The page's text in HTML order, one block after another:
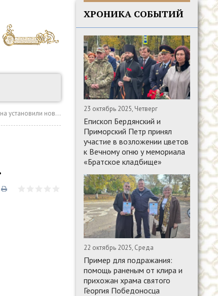
новые колокола.
ХРОНИКА СОБЫТИЙ
23 октябрь 2025, Четверг
Епископ Бердянский и
Приморский Петр принял
участие в возложении цветов
к Вечному огню у мемориала
«Братское кладбище»
22 октябрь 2025, Среда
Пример для подражания:
помощь раненым от клира и
прихожан храма святого
Георгия Победоносца